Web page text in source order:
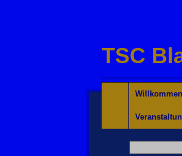
TSC
Willkommen für
Tanzkurse Aktuell
Unsere Trainer/innen
Turniersport
Jugend/Kinder